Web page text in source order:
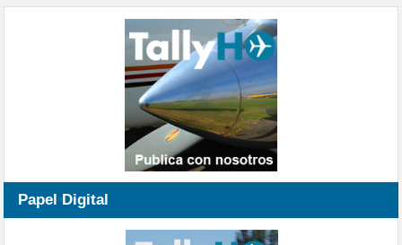
Papel Digital